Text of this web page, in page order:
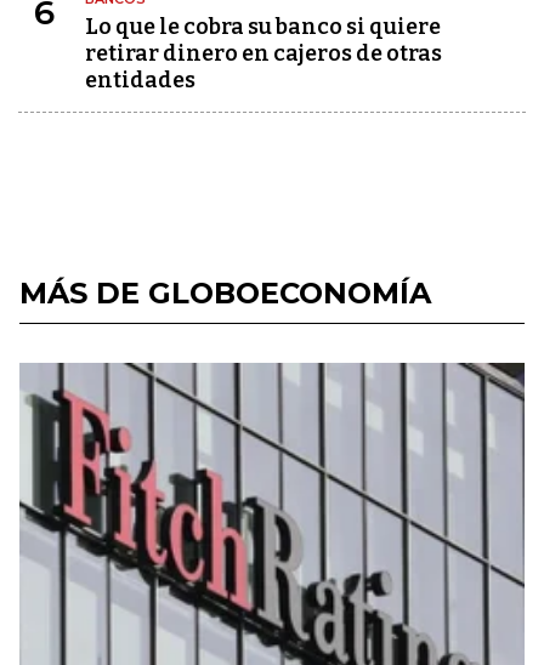
6
Lo que le cobra su banco si quiere
retirar dinero en cajeros de otras
entidades
MÁS DE GLOBOECONOMÍA